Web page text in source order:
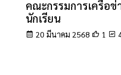
คณะกรรมการเครือ
นักเรียน
20 มีนาคม 2568 1